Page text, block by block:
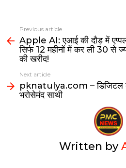
Previous article
Apple AI: एआई की दौड़ में
सिर्फ 12 महीनों में कर ली 30 से
की खरीद!
Next article
pknatulya.com – डिजिटल
भरोसेमंद साथी
Written by